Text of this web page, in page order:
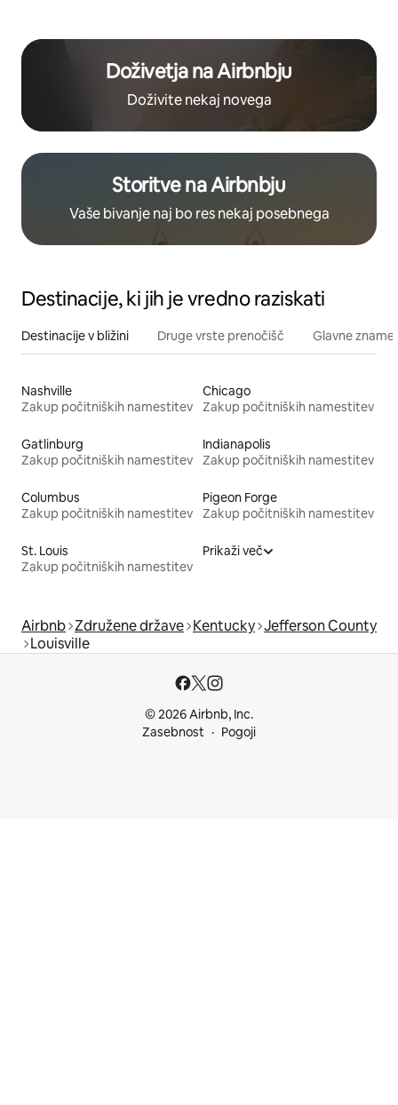
Doživetja na Airbnbju
Doživite nekaj novega
Storitve na Airbnbju
Vaše bivanje naj bo res nekaj posebnega
Destinacije, ki jih je vredno raziskati
Destinacije v bližini Druge vrste prenočišč Glavne
Nashville
Zakup počitniških namestitev
Chicago
Zakup počitniških namestitev
Gatlinburg
Zakup počitniških namestitev
Indianapolis
Zakup počitniških namestitev
Columbus
Zakup počitniških namestitev
Pigeon Forge
Zakup počitniških namestitev
St. Louis
Zakup počitniških namestitev
Prikaži več
Airbnb Združene države Kentucky Jefferson County
Louisville
© 2026 Airbnb, Inc.
Zasebnost
Pogoji